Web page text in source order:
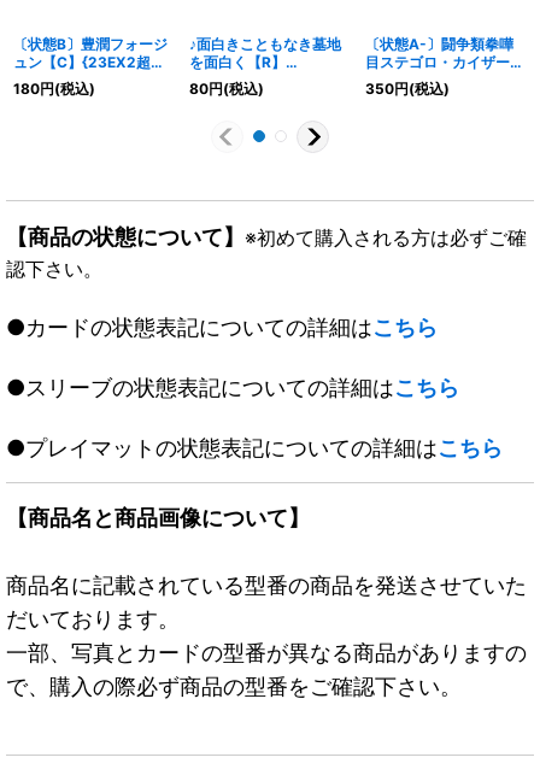
〔状態B〕豊潤フォージ
ュン【C】{23EX2超
36/超38}《自然》
180円(税込)
♪面白きこともなき墓地
を面白く【R】
{22RP114/74}《水》
80円(税込)
〔状態A-〕闘争類拳嘩
目ステゴロ・カイザー/
お清めシャラップ【R】
{23EX2超21/超38}《自
350円(税込)
【商品の状態について】 ※初めて購入される方は必ずご確
認下さい。
●カードの状態表記についての詳細はこちら
●スリーブの状態表記についての詳細はこちら
●プレイマットの状態表記についての詳細はこちら
【商品名と商品画像について】
商品名に記載されている型番の商品を発送させていた
だいております。
一部、写真とカードの型番が異なる商品がありますの
で、購入の際必ず商品の型番をご確認下さい。